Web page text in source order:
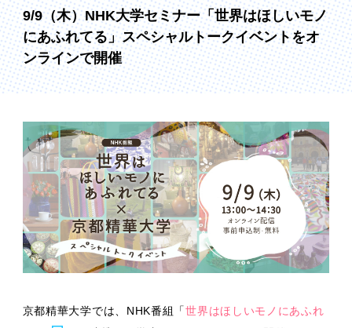
9/9（木）NHK大学セミナー「世界はほしいモノ
にあふれてる」スペシャルトークイベントをオ
ンラインで開催
京都精華大学では、NHK番組「世界はほしいモノにあふれ